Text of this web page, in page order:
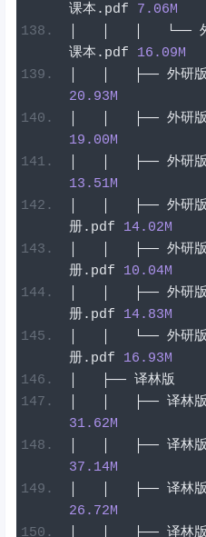
课本 . pdf 7.06M
└──
课本 . pdf 16.09M
├── 外研
20.93M
├── 外研
19.00M
├── 外研
13.51M
├── 外研
册. pdf 14.02M
├── 外研
册. pdf 10.04M
├── 外研
册. pdf 14.83M
└── 外研
册. pdf 16.93M
├── 译林版
├── 译林
31.62M
├── 译林
37.14M
├── 译林
26.72M
├── 译林